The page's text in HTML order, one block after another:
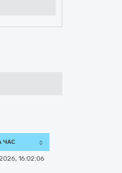
ЧАС
16:02:06